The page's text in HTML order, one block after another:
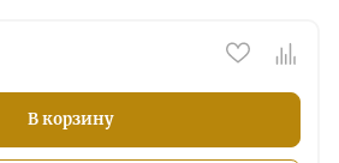
В корзину